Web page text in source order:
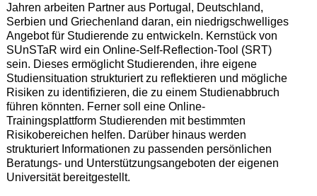
Jahren arbeiten Partner aus Portugal, Deutschland,
Serbien und Griechenland daran, ein niedrigschwelliges
Angebot für Studierende zu entwickeln. Kernstück von
SUnSTaR wird ein Online-Self-Reflection-Tool (SRT)
sein. Dieses ermöglicht Studierenden, ihre eigene
Studiensituation strukturiert zu reflektieren und mögliche
Risiken zu identifizieren, die zu einem Studienabbruch
führen könnten. Ferner soll eine Online-
Trainingsplattform Studierenden mit bestimmten
Risikobereichen helfen. Darüber hinaus werden
strukturiert Informationen zu passenden persönlichen
Beratungs- und Unterstützungsangeboten der eigenen
Universität bereitgestellt.